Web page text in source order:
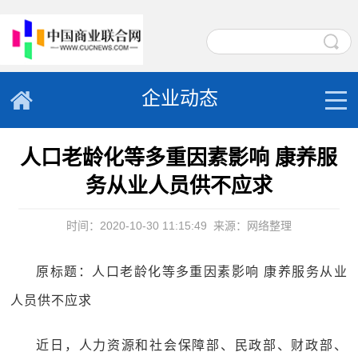
企业动态
人口老龄化等多重因素影响 康养服
务从业人员供不应求
时间：2020-10-30 11:15:49 来源：网络整理
原标题：人口老龄化等多重因素影响 康养服务从业
人员供不应求
近日，人力资源和社会保障部、民政部、财政部、